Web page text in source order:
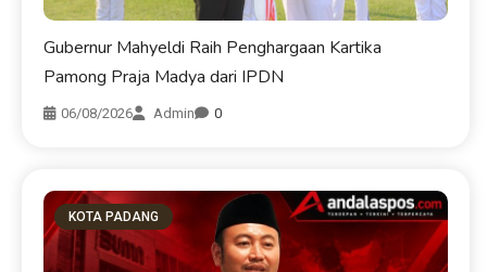
Gubernur Mahyeldi Raih Penghargaan Kartika
Pamong Praja Madya dari IPDN
06/08/2026 Admin 0
KOTA PADANG